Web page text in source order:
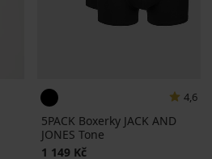
4,6
5PACK Boxerky JACK AND
JONES Tone
1 149 Kč